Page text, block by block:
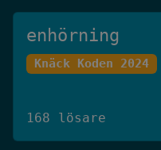
enhörning
Knäck Koden 2024
168 lösare